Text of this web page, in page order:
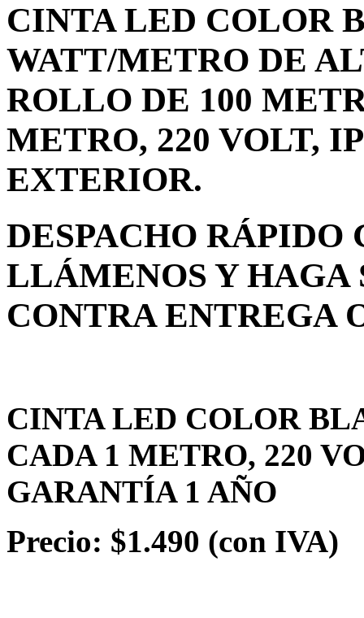
CINTA LED COLOR
WATT/METRO DE
ROLLO DE 100
METRO, 220 VOLT,
EXTERIOR.
DESPACHO RÁPIDO
LLÁMENOS Y HAGA
CONTRA ENTREGA
CINTA LED COLOR
CADA 1 METRO, 220
GARANTÍA 1 AÑO
Precio: $1.490 (con IVA)